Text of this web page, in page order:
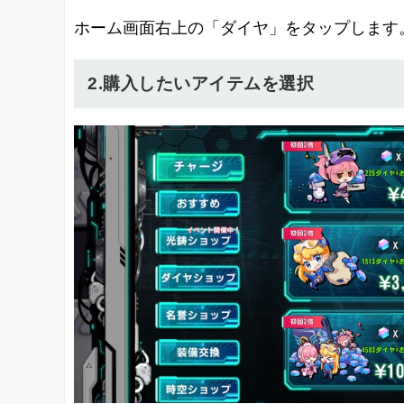
ホーム画面右上の「ダイヤ」をタップします
2.購入したいアイテムを選択